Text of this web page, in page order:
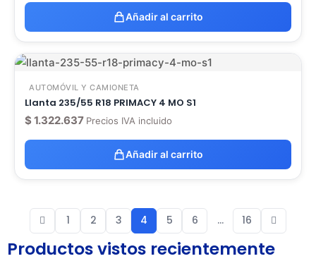
Añadir al carrito
AUTOMÓVIL Y CAMIONETA
Llanta 235/55 R18 PRIMACY 4 MO S1
$ 1.322.637 Precios IVA incluido
Añadir al carrito
1 2 3 4 5 6 … 16
Productos vistos recientemente